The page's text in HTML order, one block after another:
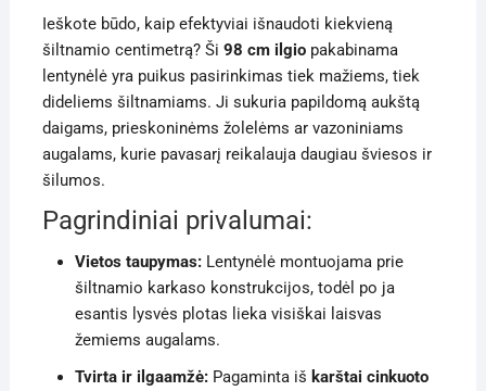
Ieškote būdo, kaip efektyviai išnaudoti kiekvieną
šiltnamio centimetrą? Ši 98 cm ilgiopakabinama
lentynėlė yra puikus pasirinkimas tiek mažiems, tiek
dideliems šiltnamiams. Ji sukuria papildomą aukštą
daigams, prieskoninėms žolelėms ar vazoniniams
augalams, kurie pavasarį reikalauja daugiau šviesos ir
šilumos.
Pagrindiniai privalumai:
Vietos taupymas:Lentynėlė montuojama prie
šiltnamio karkaso konstrukcijos, todėl po ja
esantis lysvės plotas lieka visiškai laisvas
žemiems augalams.
Tvirta ir ilgaamžė:Pagaminta iš karštai cinkuoto